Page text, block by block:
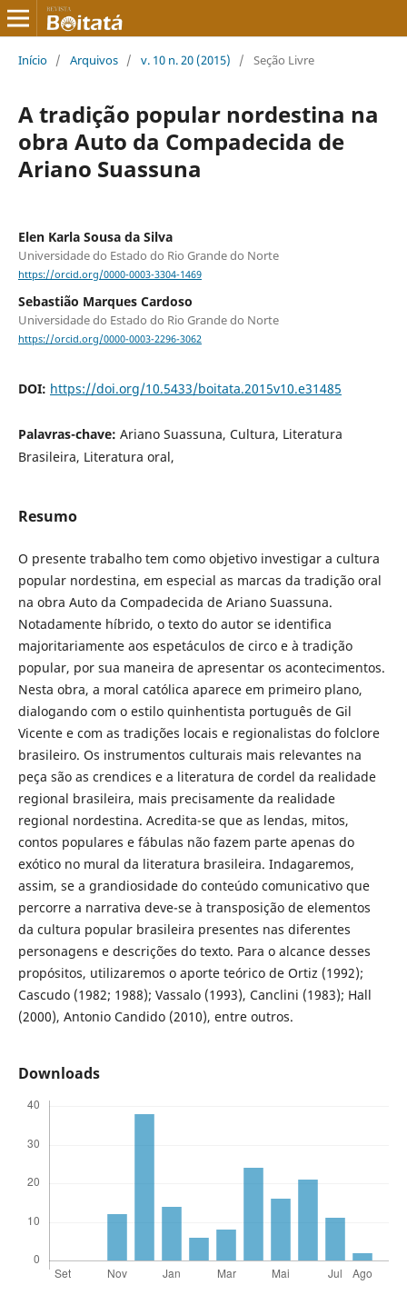
Início / Arquivos / v. 10 n. 20 (2015) / Seção Livre
A tradição popular nordestina na
obra Auto da Compadecida de
Ariano Suassuna
Elen Karla Sousa da Silva
Universidade do Estado do Rio Grande do Norte
https://orcid.org/0000-0003-3304-1469
Sebastião Marques Cardoso
Universidade do Estado do Rio Grande do Norte
https://orcid.org/0000-0003-2296-3062
DOI: https://doi.org/10.5433/boitata.2015v10.e31485
Palavras-chave: Ariano Suassuna, Cultura, Literatura
Brasileira, Literatura oral,
Resumo
O presente trabalho tem como objetivo investigar a cultura
popular nordestina, em especial as marcas da tradição oral
na obra Auto da Compadecida de Ariano Suassuna.
Notadamente híbrido, o texto do autor se identifica
majoritariamente aos espetáculos de circo e à tradição
popular, por sua maneira de apresentar os acontecimentos.
Nesta obra, a moral católica aparece em primeiro plano,
dialogando com o estilo quinhentista português de Gil
Vicente e com as tradições locais e regionalistas do folclore
brasileiro. Os instrumentos culturais mais relevantes na
peça são as crendices e a literatura de cordel da realidade
regional brasileira, mais precisamente da realidade
regional nordestina. Acredita-se que as lendas, mitos,
contos populares e fábulas não fazem parte apenas do
exótico no mural da literatura brasileira. Indagaremos,
assim, se a grandiosidade do conteúdo comunicativo que
percorre a narrativa deve-se à transposição de elementos
da cultura popular brasileira presentes nas diferentes
personagens e descrições do texto. Para o alcance desses
propósitos, utilizaremos o aporte teórico de Ortiz (1992);
Cascudo (1982; 1988); Vassalo (1993), Canclini (1983); Hall
(2000), Antonio Candido (2010), entre outros.
Downloads